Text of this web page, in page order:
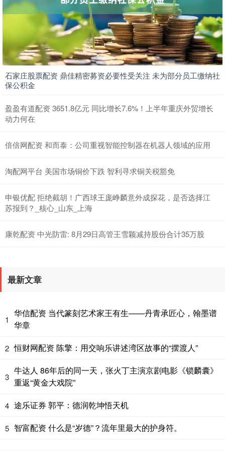
石家庄股票配资 鼎佳精密募资必要性受关注 未为部分员工缴纳社
保公积金
盈盈有道配资 3651.8亿元 同比增长7.6%！上半年重庆外贸增长
动力何在
倍倍网配资 和而泰：公司重视智能控制器在机器人领域的应用
淘配网平台 美国市场铜价下跌 智利寻求铜关税豁免
申银优配 拒绝截胡！广西球王庞峥麟意外成探花，是否选择江
苏报到？_核心_山东_上海
康乾配资 中光防雷: 8月29日高管王雪颖减持股份合计35万股
最新文章
1
华信配资 当代篆刻艺术家王有生——丹青承匠心，翰墨谱
华章
2 恒财网配资 陈擎：用交响乐讲述湾区故事的“摆渡人”
3
牛达人 86年后的同一天，张火丁主演京剧电影《锁麟囊》
重返“黄金大戏院”
4 途乐证券 郭平：德润乾坤悟天机
5 智富配资 什么是“岁德”？流年里最大的护身符。